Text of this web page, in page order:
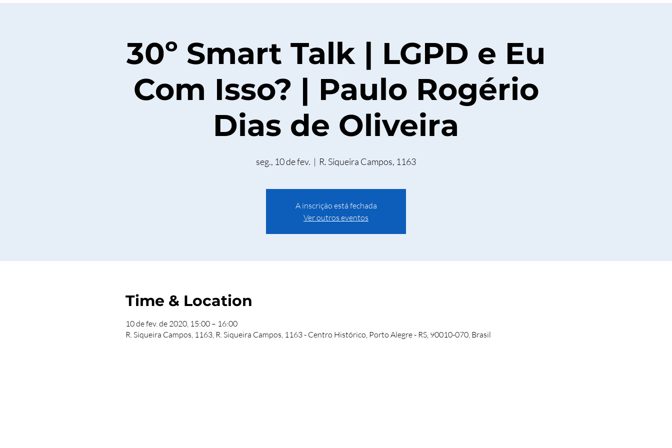
30º Smart Talk | LGPD e Eu
Com Isso? | Paulo Rogério
Dias de Oliveira
seg., 10 de fev.
  |
R. Siqueira Campos, 1163
A inscrição está fechada
Ver outros eventos
Time & Location
10 de fev. de 2020, 15:00 – 16:00
R. Siqueira Campos, 1163, R. Siqueira Campos, 1163 - Centro Histórico, Porto Alegre - RS, 90010-070, Brasil